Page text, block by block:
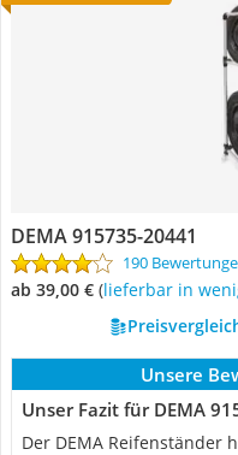
DEMA 915735-20441
190
ab 39,00 € ( Lieferbar in
Unsere
Unser Fazit für DEMA
Der DEMA Reifenständer